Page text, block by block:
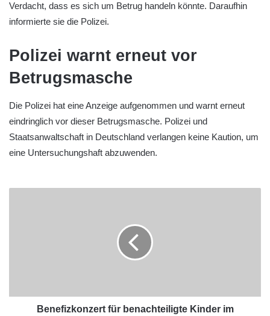
Verdacht, dass es sich um Betrug handeln könnte. Daraufhin
informierte sie die Polizei.
Polizei warnt erneut vor
Betrugsmasche
Die Polizei hat eine Anzeige aufgenommen und warnt erneut
eindringlich vor dieser Betrugsmasche. Polizei und
Staatsanwaltschaft in Deutschland verlangen keine Kaution, um
eine Untersuchungshaft abzuwenden.
Benefizkonzert für benachteiligte Kinder im